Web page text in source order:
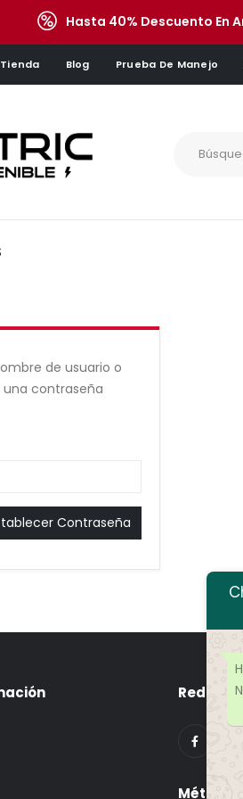
Hasta 40% Descuento En
Tienda Blog Prueba De Manejo
de usuario o
contraseña
Contraseña
Redes
Métodos